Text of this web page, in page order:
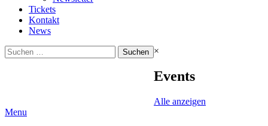
Tickets
Kontakt
News
Suchen
nach:
×
Events
Alle anzeigen
Menu